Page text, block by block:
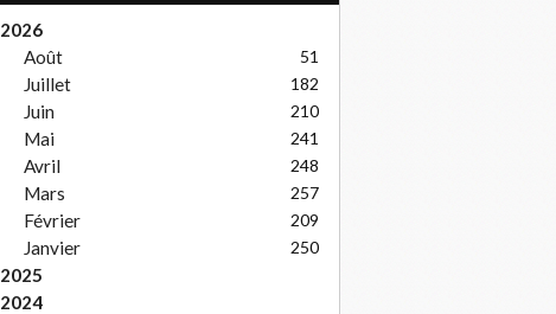
2026
Août
51
Juillet 182
Juin 210
Mai 241
Avril 248
Mars 257
Février 209
Janvier 250
2025
2024